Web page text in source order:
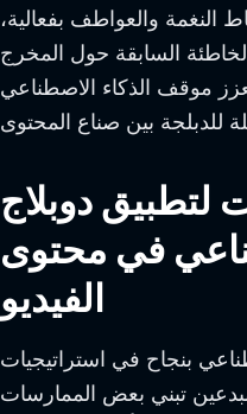
النغمة والعواطف بفعالية،
السابقة حول المخرج
موقف الذكاء الاصطناعي
لتطبيق دوبلاج
في محتوى
الفيديو
بنجاح في استراتيجيات
تبني بعض الممارسات